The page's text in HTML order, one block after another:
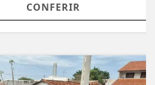
CONFERIR